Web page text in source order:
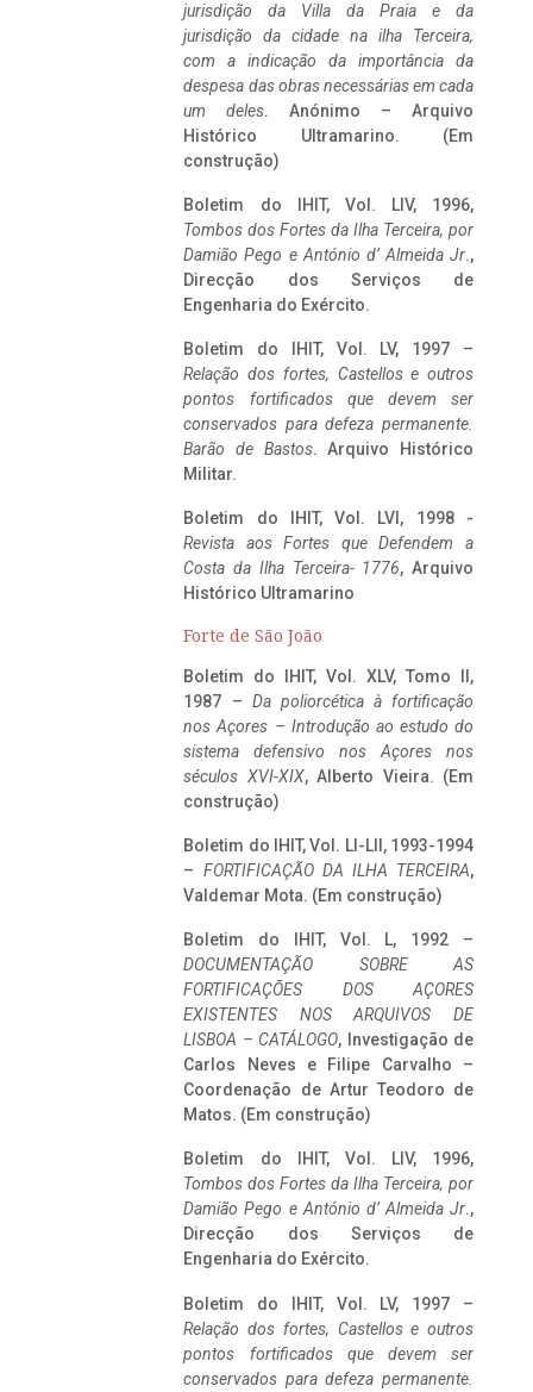
jurisdição da Villa da Praia e da
jurisdição da cidade na ilha Terceira,
com a indicação da importância da
despesa das obras necessárias em cada
um deles. Anónimo – Arquivo
Histórico Ultramarino. (Em
construção)
Boletim do IHIT, Vol. LIV, 1996,
Tombos dos Fortes da Ilha Terceira, por
Damião Pego e António d’ Almeida Jr.,
Direcção dos Serviços de
Engenharia do Exército.
Boletim do IHIT, Vol. LV, 1997 –
Relação dos fortes, Castellos e outros
pontos fortificados que devem ser
conservados para defeza permanente.
Barão de Bastos. Arquivo Histórico
Militar.
Boletim do IHIT, Vol. LVI, 1998 -
Revista aos Fortes que Defendem a
Costa da Ilha Terceira- 1776, Arquivo
Histórico Ultramarino
Forte de São João
Boletim do IHIT, Vol. XLV, Tomo II,
1987 – Da poliorcética à fortificação
nos Açores – Introdução ao estudo do
sistema defensivo nos Açores nos
séculos XVI-XIX, Alberto Vieira. (Em
construção)
Boletim do IHIT, Vol. LI-LII, 1993-1994
– FORTIFICAÇÃO DA ILHA TERCEIRA,
Valdemar Mota. (Em construção)
Boletim do IHIT, Vol. L, 1992 –
DOCUMENTAÇÃO SOBRE AS
FORTIFICAÇÕES DOS AÇORES
EXISTENTES NOS ARQUIVOS DE
LISBOA – CATÁLOGO, Investigação de
Carlos Neves e Filipe Carvalho –
Coordenação de Artur Teodoro de
Matos. (Em construção)
Boletim do IHIT, Vol. LIV, 1996,
Tombos dos Fortes da Ilha Terceira, por
Damião Pego e António d’ Almeida Jr.,
Direcção dos Serviços de
Engenharia do Exército.
Boletim do IHIT, Vol. LV, 1997 –
Relação dos fortes, Castellos e outros
pontos fortificados que devem ser
conservados para defeza permanente.